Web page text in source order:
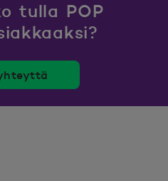
tulla POP